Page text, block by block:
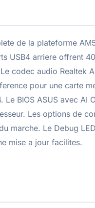
de la plateforme
USB4 arriere offrent
codec audio Realtek
pour une carte
BIOS ASUS avec AI
Les options de
marche. Le Debug
mise a jour facilites.